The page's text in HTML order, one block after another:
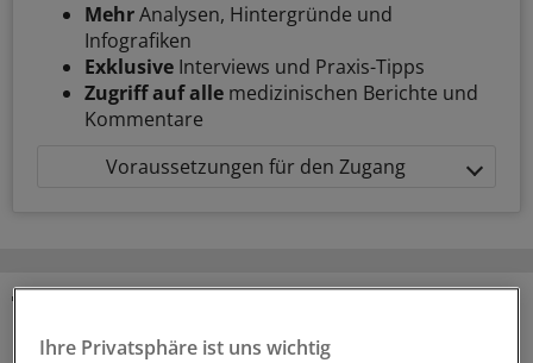
MehrAnalysen, Hintergründe und
Infografiken
Exklusive Interviews und Praxis-Tipps
Zugriff auf alle medizinischen Berichte und
Kommentare
Voraussetzungen für den Zugang
MEHR ZUM THEMA
Ihre Privatsphäre ist uns wichtig